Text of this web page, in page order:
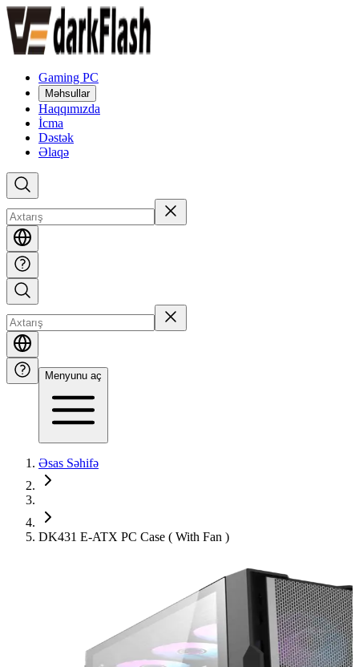
Gaming PC
Məhsullar
Haqqımızda
İcma
Dəstək
Əlaqə
Menyunu aç
Əsas Səhifə
DK431 E-ATX PC Case ( With Fan )